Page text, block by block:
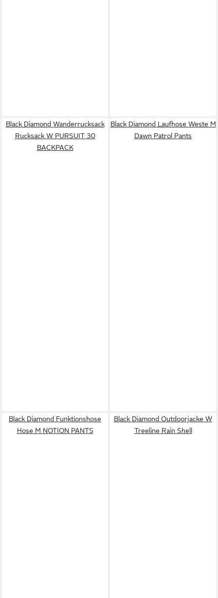
Black Diamond Wanderrucksack
Rucksack W PURSUIT 30
BACKPACK
Black Diamond Laufhose Weste M
Dawn Patrol Pants
Black Diamond Funktionshose
Hose M NOTION PANTS
Black Diamond Outdoorjacke W
Treeline Rain Shell